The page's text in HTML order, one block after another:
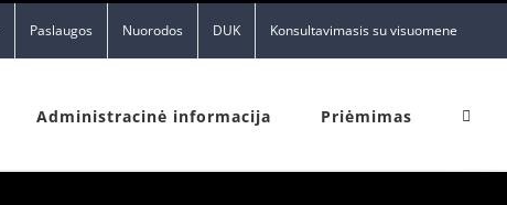
Paslaugos Nuorodos DUK Konsultavimasis su visuomene
Administracinė informacija Priėmimas